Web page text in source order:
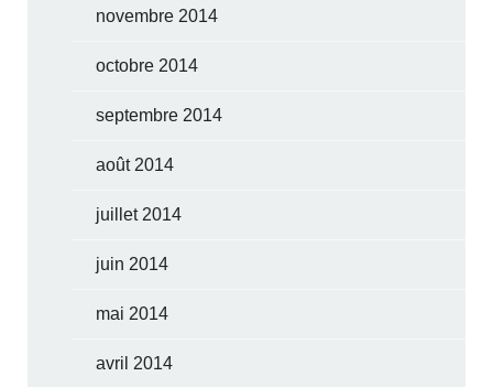
novembre 2014
octobre 2014
septembre 2014
août 2014
juillet 2014
juin 2014
mai 2014
avril 2014